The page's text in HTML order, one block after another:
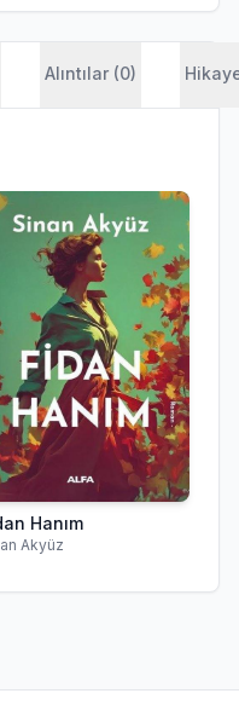
Alıntılar (0)
Hanım
Akyüz